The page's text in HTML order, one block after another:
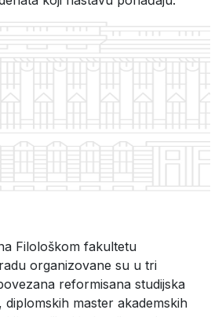
Filološkom fakultetu
organizovane su u tri
reformisana studijska
master akademskih